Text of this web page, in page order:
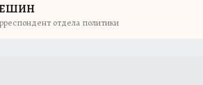
отдела политики